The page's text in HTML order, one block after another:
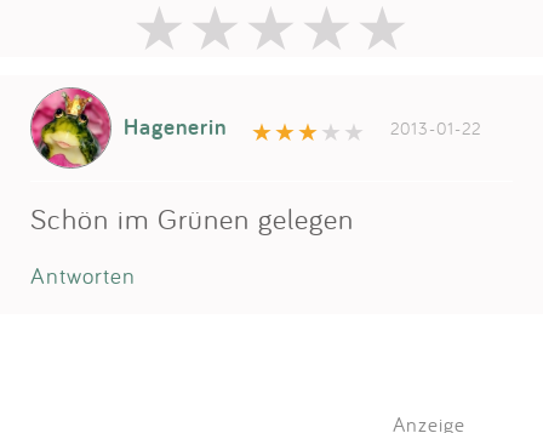
Hagenerin 2013-01-22
Schön im Grünen gelegen
Antworten
Anzeige